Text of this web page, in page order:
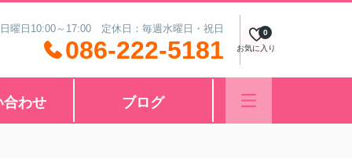
曜日10:00～17:00 定休日：毎週水曜日・祝日
086-222-5181 お気に入り
0
合わせ ブログ